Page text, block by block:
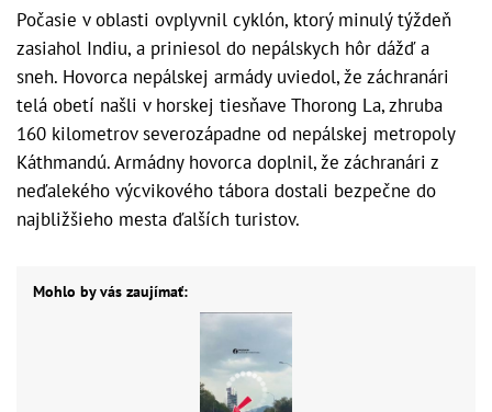
Počasie v oblasti ovplyvnil cyklón, ktorý minulý týždeň
zasiahol Indiu, a priniesol do nepálskych hôr dážď a
sneh. Hovorca nepálskej armády uviedol, že záchranári
telá obetí našli v horskej tiesňave Thorong La, zhruba
160 kilometrov severozápadne od nepálskej metropoly
Káthmandú. Armádny hovorca doplnil, že záchranári z
neďalekého výcvikového tábora dostali bezpečne do
najbližšieho mesta ďalších turistov.
Mohlo by vás zaujímať: